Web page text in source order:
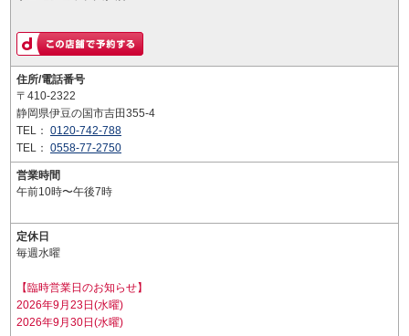
住所/電話番号
〒410-2322
静岡県伊豆の国市吉田355-4
TEL： 0120-742-788
TEL： 0558-77-2750
営業時間
午前10時〜午後7時
定休日
毎週水曜
【臨時営業日のお知らせ】
2026年9月23日(水曜)
2026年9月30日(水曜)